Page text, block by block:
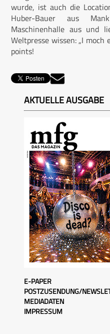
wurde, ist auch die
Huber-Bauer aus
Maschinenhalle aus und
Weltpresse wissen: „I moch
points!
AKTUELLE AUSGABE
E-PAPER
POSTZUSENDUNG/
MEDIADATEN
IMPRESSUM